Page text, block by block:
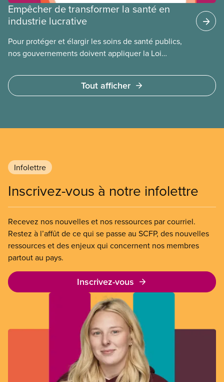
Empêcher de transformer la santé en
industrie lucrative
Pour protéger et élargir les soins de santé publics,
nos gouvernements doivent appliquer la Loi
à des services privés à but lucratif. L’accès aux
soins doit dépendre des besoins médicaux, pas de
Tout afficher
Infolettre
Inscrivez-vous à notre infolettre
Recevez nos nouvelles et nos ressources par courriel.
Restez à l’affût de ce qui se passe au SCFP, des nouvelles
ressources et des enjeux qui concernent nos membres
partout au pays.
Inscrivez-vous